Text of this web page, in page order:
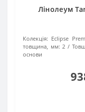
Лінолеум
Колекція: Eclipse
товщина, мм: 2
основи